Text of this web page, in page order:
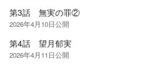
第3話 無実の罪②
2026年4月10日公開
第4話 望月郁実
2026年4月11日公開